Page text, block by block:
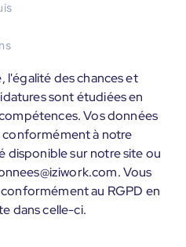
l'égalité des chances et
sont étudiées en
Vos données
à notre
sur notre site ou
Vous
au RGPD en
dans celle-ci.